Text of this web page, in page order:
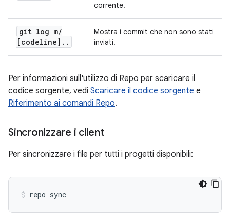
corrente.
git log m/
[codeline] . .
Mostra i commit che non sono stati
inviati.
Per informazioni sull'utilizzo di Repo per scaricare il
codice sorgente, vedi Scaricare il codice sorgente e
Riferimento ai comandi Repo.
Sincronizzare i client
Per sincronizzare i file per tutti i progetti disponibili:
repo sync